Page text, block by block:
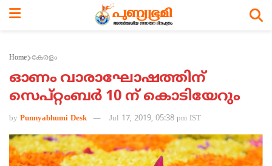
Home കേരളം
ഓണം വാരാഘോഷത്തിന്
സെപ്റ്റംബര്‍ 10 ന് കൊടിയേറും
by Punnyabhumi Desk Jul 17, 2019, 05:38 pm IST